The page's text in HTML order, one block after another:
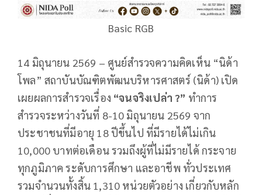
Basic RGB
14 มิถุนายน 2569 – ศูนย์สำรวจความคิดเห็น “นิด้า
โพล” สถาบันบัณฑิตพัฒนบริหารศาสตร์ (นิด้า) เปิด
เผยผลการสำรวจเรื่อง “จนจริงเปล่า ?” ทำการ
สำรวจระหว่างวันที่ 8-10 มิถุนายน 2569 จาก
ประชาชนที่มีอายุ 18 ปีขึ้นไป ที่มีรายได้ไม่เกิน
10,000 บาทต่อเดือน รวมถึงผู้ที่ไม่มีรายได้ กระจาย
ทุกภูมิภาค ระดับการศึกษา และอาชีพ ทั่วประเทศ
รวมจำนวนทั้งสิ้น 1,310 หน่วยตัวอย่าง เกี่ยวกับหลัก